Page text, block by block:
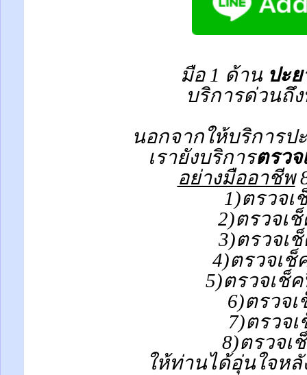
มือ 1 ด้าน ปะ
บริการด่วนถึ
นอกจากให้บริการป
เรายังบริการตรวจ
อย่างมืออาชีพ
1)ตรวจเ
2)ตรวจเ
3)ตรวจเ
4)ตรวจเช็
5)ตรวจเช็ค
6)ตรวจเ
7)ตรวจ
8)ตรวจเ
ให้ท่านได้อุ่นใจหลั